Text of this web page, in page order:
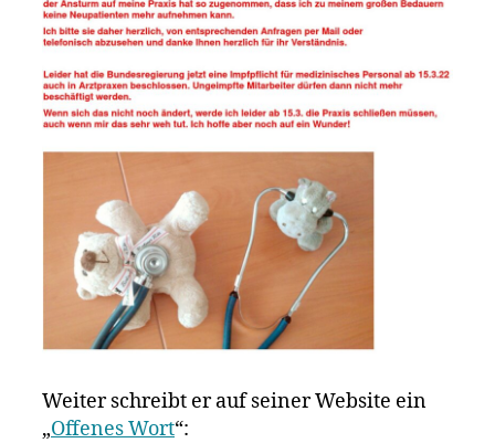
Weiter schreibt er auf seiner Website ein
„Offenes Wort“: